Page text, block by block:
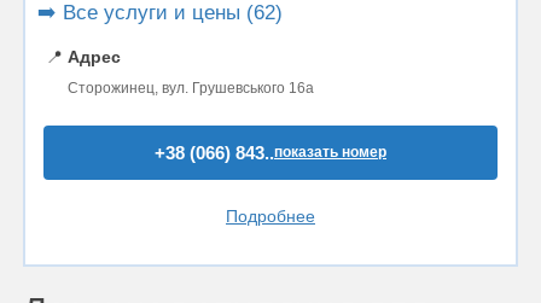
➡️ Все услуги и цены (62)
📍 Адрес
Сторожинец, вул. Грушевського 16а
+38 (066) 843..показать номер
Подробнее